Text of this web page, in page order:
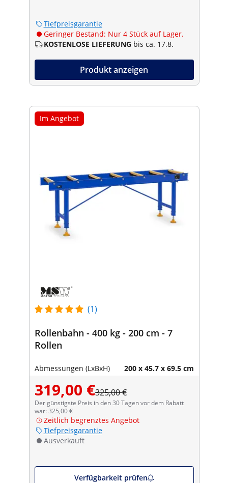
Tiefpreisgarantie
Geringer Bestand: Nur 4 Stück auf Lager.
KOSTENLOSE LIEFERUNG bis ca. 17.8.
Produkt anzeigen
Im Angebot
(1)
Rollenbahn - 400 kg - 200 cm - 7
Rollen
Abmessungen (LxBxH) 200 x 45.7 x 69.5 cm
319,00 €325,00 €
Der günstigste Preis in den 30 Tagen vor dem Rabatt
war: 325,00 €
Zeitlich begrenztes Angebot
Tiefpreisgarantie
Ausverkauft
Verfügbarkeit prüfen